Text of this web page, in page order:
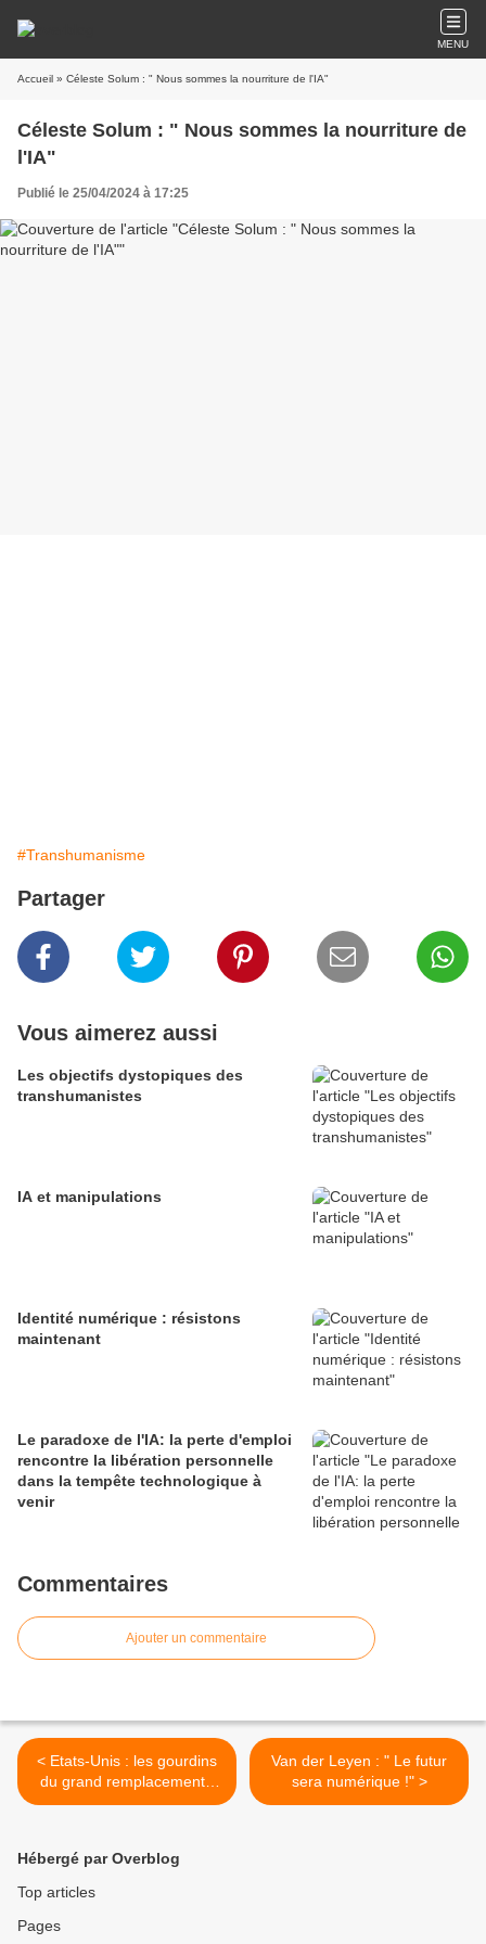
MENU
Accueil » Céleste Solum : " Nous sommes la nourriture de l'IA"
Céleste Solum : " Nous sommes la nourriture de
l'IA"
Publié le 25/04/2024 à 17:25
#Transhumanisme
Partager
Vous aimerez aussi
Les objectifs dystopiques des
transhumanistes
IA et manipulations
Identité numérique : résistons
maintenant
Le paradoxe de l'IA: la perte d'emploi
rencontre la libération personnelle
dans la tempête technologique à
venir
Commentaires
Ajouter un commentaire
< Etats-Unis : les gourdins
du grand remplacement -
Catherine Austin Fitts
Van der Leyen : " Le futur
sera numérique !" >
Hébergé par Overblog
Top articles
Pages